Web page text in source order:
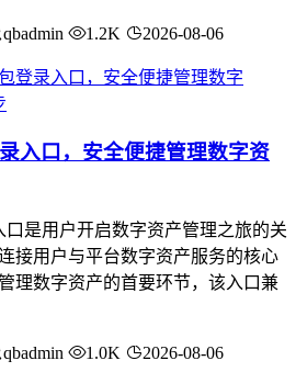
qbadmin 1.2K 2026-08-06
入口，安全便捷管理数字资
口是用户开启数字资产管理之旅的关
接用户与平台数字资产服务的核心
理数字资产的首要环节，该入口兼
qbadmin 1.0K 2026-08-06